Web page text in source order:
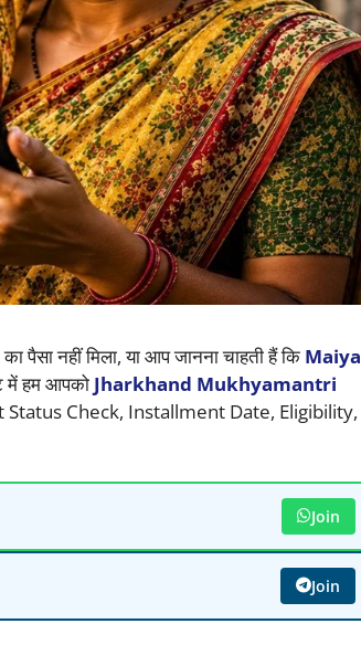
का पैसा नहीं मिला, या आप जानना चाहती हैं कि Maiya
में हम आपको Jharkhand Mukhyamantri
Status Check, Installment Date, Eligibility,
Join
Join